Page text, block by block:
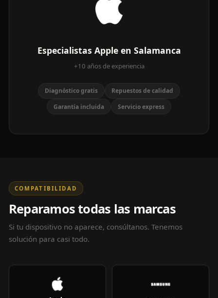
Especialistas Apple en Salamanca
+10 años de experiencia
Diagnóstico gratis
Repuestos de calidad
Garantía incluida
Servicio express
COMPATIBILIDAD
Reparamos todas las marcas
Si tu dispositivo no aparece, consúltanos. Tenemos
solución para casi todo.